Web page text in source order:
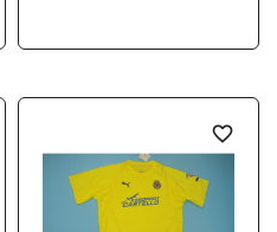
favorite_border